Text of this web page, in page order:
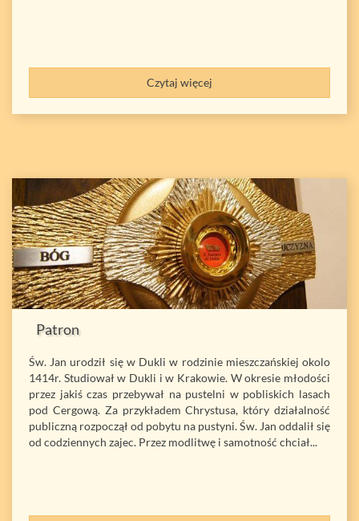
Czytaj więcej
Patron
Św. Jan urodził się w Dukli w rodzinie mieszczańskiej okolo
1414r. Studiował w Dukli i w Krakowie. W okresie młodości
przez jakiś czas przebywał na pustelni w pobliskich lasach
pod Cergową. Za przykładem Chrystusa, który działalność
publiczną rozpoczął od pobytu na pustyni. Św. Jan oddalił się
od codziennych zajec. Przez modlitwę i samotność chciał...